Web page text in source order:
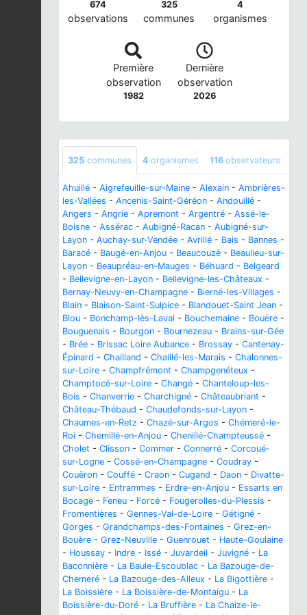
674
observations
325
communes
4
organismes
Première
observation
1982
Dernière
observation
2026
325 communes 4 organismes 116 observateurs
Ahuillé - Aigrefeuille-sur-Maine - Alexain - Ambrières-
les-Vallées - Ancenis-Saint-Géréon - Andouillé -
Angers - Angrie - Apremont - Argentré - Assé-le-
Boisne - Assérac - Aubigné-Racan - Aubigné-sur-
Layon - Auchay-sur-Vendée - Avrillé - Bais - Bannes -
Baracé - Baugé-en-Anjou - Beaucouzé - Beaulieu-sur-
Layon - Beaupréau-en-Mauges - Béhuard - Belgeard
- Bellevigne-en-Layon - Bellevigne-les-Châteaux -
Bernay-Neuvy-en-Champagne - Bierné-les-Villages -
Blain - Blaison-Saint-Sulpice - Blandouet-Saint Jean -
Blou - Bonchamp-lès-Laval - Bouchemaine - Bouère -
Bouguenais - Bourgon - Bournezeau - Brains-sur-Gée
- Brée - Brissac Loire Aubance - Brossay - Cantenay-
Épinard - Chailland - Chaillé-les-Marais - Chalonnes-
sur-Loire - Champfrémont - Champgenéteux -
Champtocé-sur-Loire - Changé - Chanteloup-les-
Bois - Chanverrie - Charchigné - Châteaubriant -
Château-Thébaud - Chaudefonds-sur-Layon -
Chaumes-en-Retz - Chazé-sur-Argos - Chémeré-le-
Roi - Chemillé-en-Anjou - Chenillé-Champteussé -
Cholet - Clisson - Commer - Connerré - Corcoué-
sur-Logne - Cossé-en-Champagne - Coudray -
Couëron - Couffé - Craon - Cugand - Daon - Divatte-
sur-Loire - Entrammes - Erdre-en-Anjou - Essarts en
Bocage - Feneu - Forcé - Fougerolles-du-Plessis -
Fromentières - Gennes-Val-de-Loire - Gétigné -
Gorges - Grandchamps-des-Fontaines - Grez-en-
Bouère - Grez-Neuville - Guenrouet - Haute-Goulaine
- Houssay - Indre - Issé - Juvardeil - Juvigné - La
Baconnière - La Baule-Escoublac - La Bazouge-de-
Chemeré - La Bazouge-des-Alleux - La Bigottière -
La Boissière - La Boissière-de-Montaigu - La
Boissière-du-Doré - La Bruffière - La Chaize-le-